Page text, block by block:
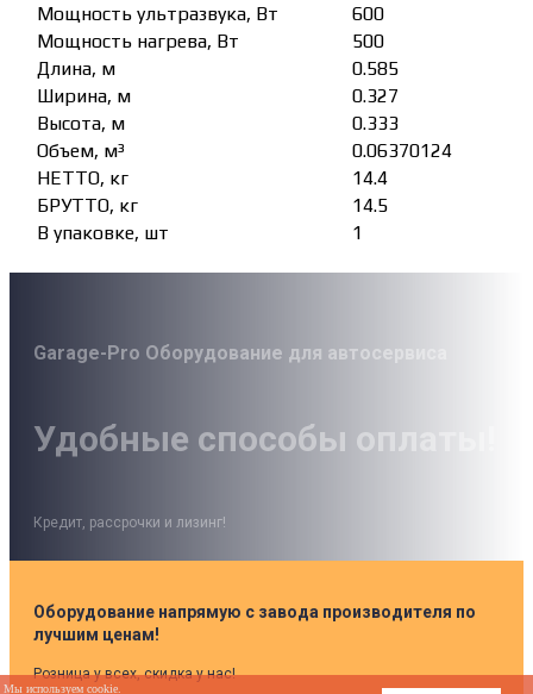
Мы используем cookie.
Мощность ультразвука, Вт
600
Мощность нагрева, Вт
500
Длина, м
0.585
Ширина, м
0.327
Высота, м
0.333
Объем, м³
0.06370124
НЕТТО, кг
14.4
БРУТТО, кг
14.5
В упаковке, шт
1
Garage-Pro Оборудование для автосервиса
Удобные способы оплаты!
Кредит, рассрочки и лизинг!
Оборудование напрямую с завода производителя по
лучшим ценам!
Розница у всех, скидка у нас!